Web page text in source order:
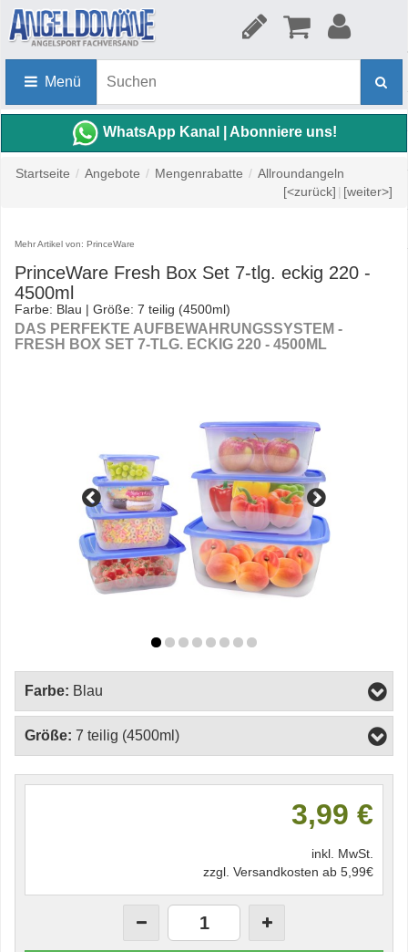
Menü
WhatsApp Kanal | Abonniere uns!
Startseite / Angebote / Mengenrabatte / Allroundangeln
[<zurück] | [weiter>]
Mehr Artikel von: PrinceWare
PrinceWare Fresh Box Set 7-tlg. eckig 220 -
4500ml
Farbe: Blau | Größe: 7 teilig (4500ml)
DAS PERFEKTE AUFBEWAHRUNGSSYSTEM -
FRESH BOX SET 7-TLG. ECKIG 220 - 4500ML
Farbe: Blau
Größe: 7 teilig (4500ml)
3,99 €
inkl. MwSt.
zzgl. Versandkosten ab 5,99€